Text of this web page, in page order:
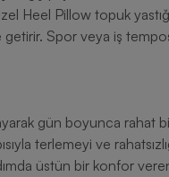
Heel Pillow topuk
getirir. Spor veya iş
gün boyunca rahat
terlemeyi ve
üstün bir konfor